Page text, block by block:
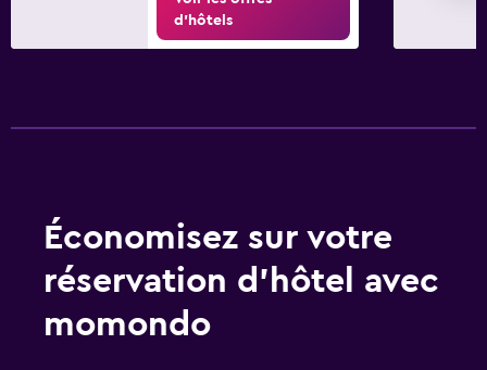
d’hôtels
Économisez sur votre
réservation d’hôtel avec
momondo